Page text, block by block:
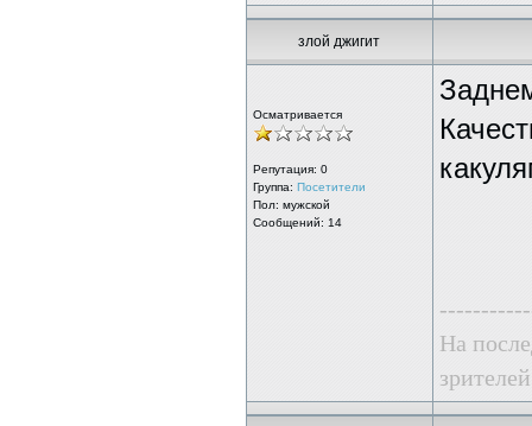
злой джигит
Осматривается
Репутация: 0
Группа: Посетители
Пол: мужской
Сообщений: 14
На